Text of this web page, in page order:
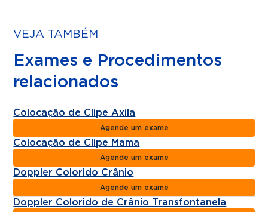
VEJA TAMBÉM
Exames e Procedimentos
relacionados
Colocação de Clipe Axila
Agende um exame
Colocação de Clipe Mama
Agende um exame
Doppler Colorido Crânio
Agende um exame
Doppler Colorido de Crânio Transfontanela